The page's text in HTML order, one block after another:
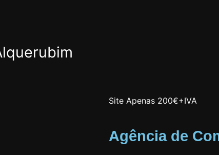
Site Apenas 200€+IVA
Agência de